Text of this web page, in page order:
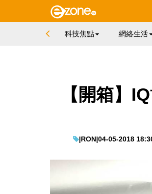
科技焦點 網絡生活
【開箱】
|RON|04-05-2018